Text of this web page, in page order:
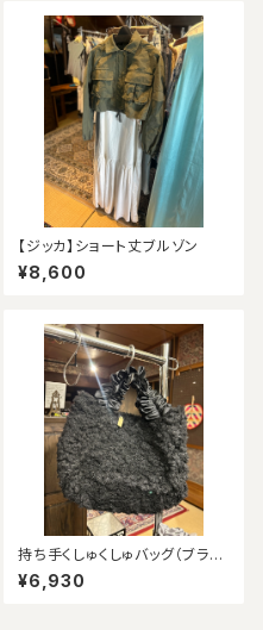
【ジッカ】ショート丈ブルゾン
¥8,600
持ち手くしゅくしゅバッグ（ブラッ
ク）
¥6,930